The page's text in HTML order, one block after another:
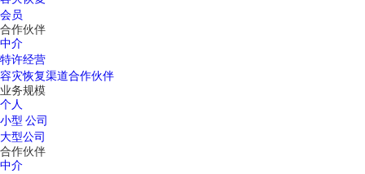
会员
合作伙伴
中介
特许经营
容灾恢复渠道合作伙伴
业务规模
个人
小型 公司
大型公司
合作伙伴
中介